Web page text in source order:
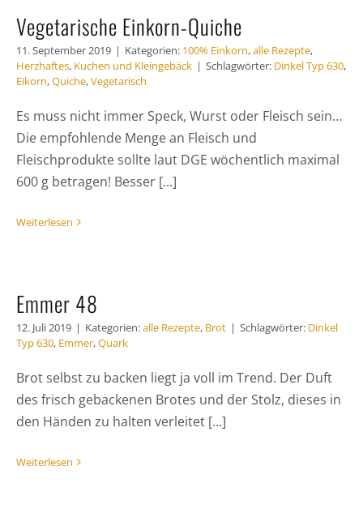
Vegetarische Einkorn-Quiche
11. September 2019 | Kategorien: 100% Einkorn,alle Rezepte,
Herzhaftes, Kuchen und Kleingebäck | Schlagwörter: Dinkel Typ 630,
Eikorn,Quiche,Vegetarisch
Es muss nicht immer Speck, Wurst oder Fleisch sein…
Die empfohlende Menge an Fleisch und
Fleischprodukte sollte laut DGE wöchentlich maximal
600 g betragen! Besser [...]
Weiterlesen
Emmer 48
12. Juli 2019 | Kategorien:alle Rezepte, Brot | Schlagwörter: Dinkel
Typ 630, Emmer,Quark
Brot selbst zu backen liegt ja voll im Trend. Der Duft
des frisch gebackenen Brotes und der Stolz, dieses in
den Händen zu halten verleitet [...]
Weiterlesen